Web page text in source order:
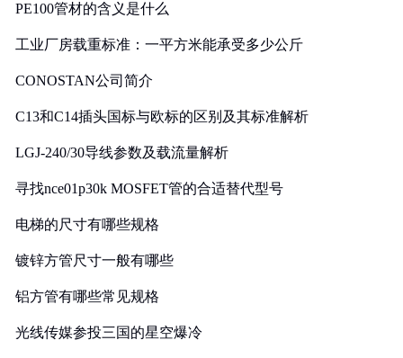
PE100管材的含义是什么
工业厂房载重标准：一平方米能承受多少公斤
CONOSTAN公司简介
C13和C14插头国标与欧标的区别及其标准解析
LGJ-240/30导线参数及载流量解析
寻找nce01p30k MOSFET管的合适替代型号
电梯的尺寸有哪些规格
镀锌方管尺寸一般有哪些
铝方管有哪些常见规格
光线传媒参投三国的星空爆冷